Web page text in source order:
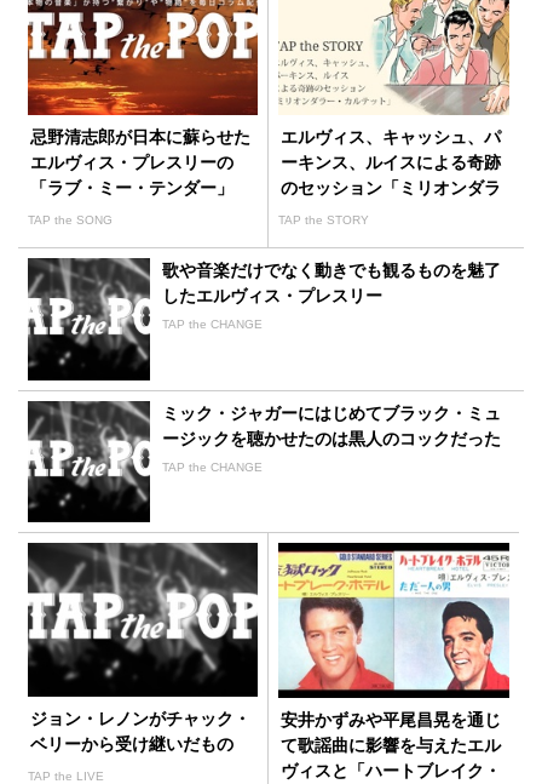
忌野清志郎が日本に蘇らせた
エルヴィス・プレスリーの
「ラブ・ミー・テンダー」
TAP the SONG
エルヴィス、キャッシュ、パ
ーキンス、ルイスによる奇跡
のセッション「ミリオンダラ
ー・カルテット」
TAP the STORY
歌や音楽だけでなく動きでも観るものを魅了
したエルヴィス・プレスリー
TAP the CHANGE
ミック・ジャガーにはじめてブラック・ミュ
ージックを聴かせたのは黒人のコックだった
TAP the CHANGE
ジョン・レノンがチャック・
ベリーから受け継いだもの
TAP the LIVE
安井かずみや平尾昌晃を通じ
て歌謡曲に影響を与えたエル
ヴィスと「ハートブレイク・